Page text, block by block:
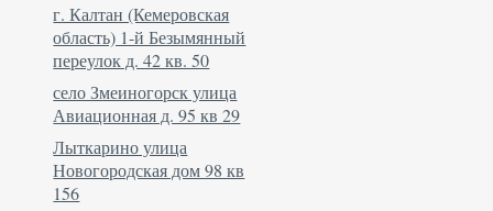
г. Калтан (Кемеровская
область) 1-й Безымянный
переулок д. 42 кв. 50
село Змеиногорск улица
Авиационная д. 95 кв 29
Лыткарино улица
Новогородская дом 98 кв
156